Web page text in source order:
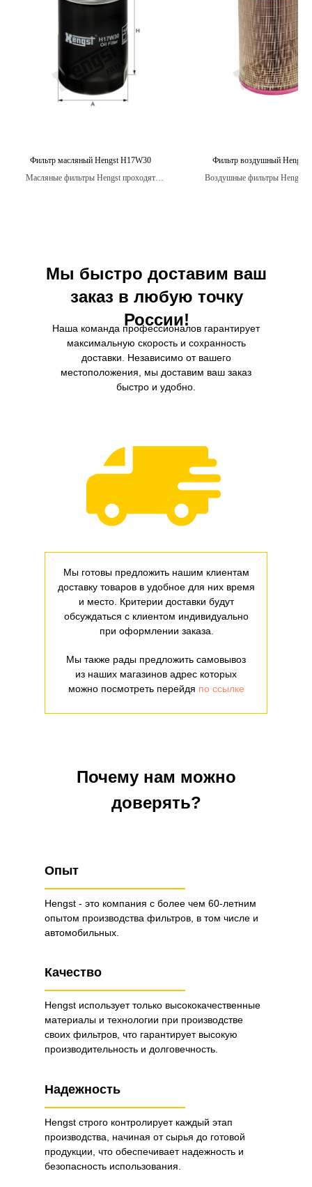
Фильтр масляный Hengst H17W30
Масляные фильтры Hengst проходят
Фильтр воздушный Hengst
Воздушные фильтры Hengst
Мы быстро доставим ваш
заказ в любую точку
России!
Мы готовы предложить нашим клиентам
доставку товаров в удобное для них время
и место. Критерии доставки будут
обсуждаться с клиентом индивидуально
при оформлении заказа.
Мы также рады предложить самовывоз
из наших магазинов адрес которых
можно посмотреть перейдя по ссылке
Наша команда профессионалов гарантирует
максимальную скорость и сохранность
доставки. Независимо от вашего
местоположения, мы доставим ваш заказ
быстро и удобно.
Почему нам можно
доверять?
Опыт
Hengst - это компания с более чем 60-летним
опытом производства фильтров, в том числе и
автомобильных.
Качество
Надежность
Hengst использует только высококачественные
материалы и технологии при производстве
своих фильтров, что гарантирует высокую
производительность и долговечность.
Hengst строго контролирует каждый этап
производства, начиная от сырья до готовой
продукции, что обеспечивает надежность и
безопасность использования.